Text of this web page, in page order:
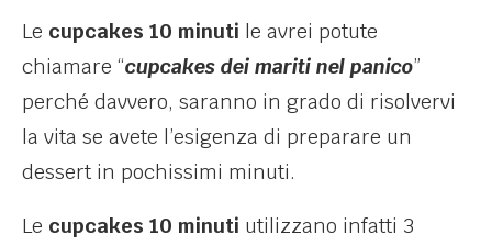
Le cupcakes 10 minuti le avrei potute
chiamare “cupcakes dei mariti nel panico”
perché davvero, saranno in grado di risolvervi
la vita se avete l’esigenza di preparare un
dessert in pochissimi minuti.
Le cupcakes 10 minuti utilizzano infatti 3